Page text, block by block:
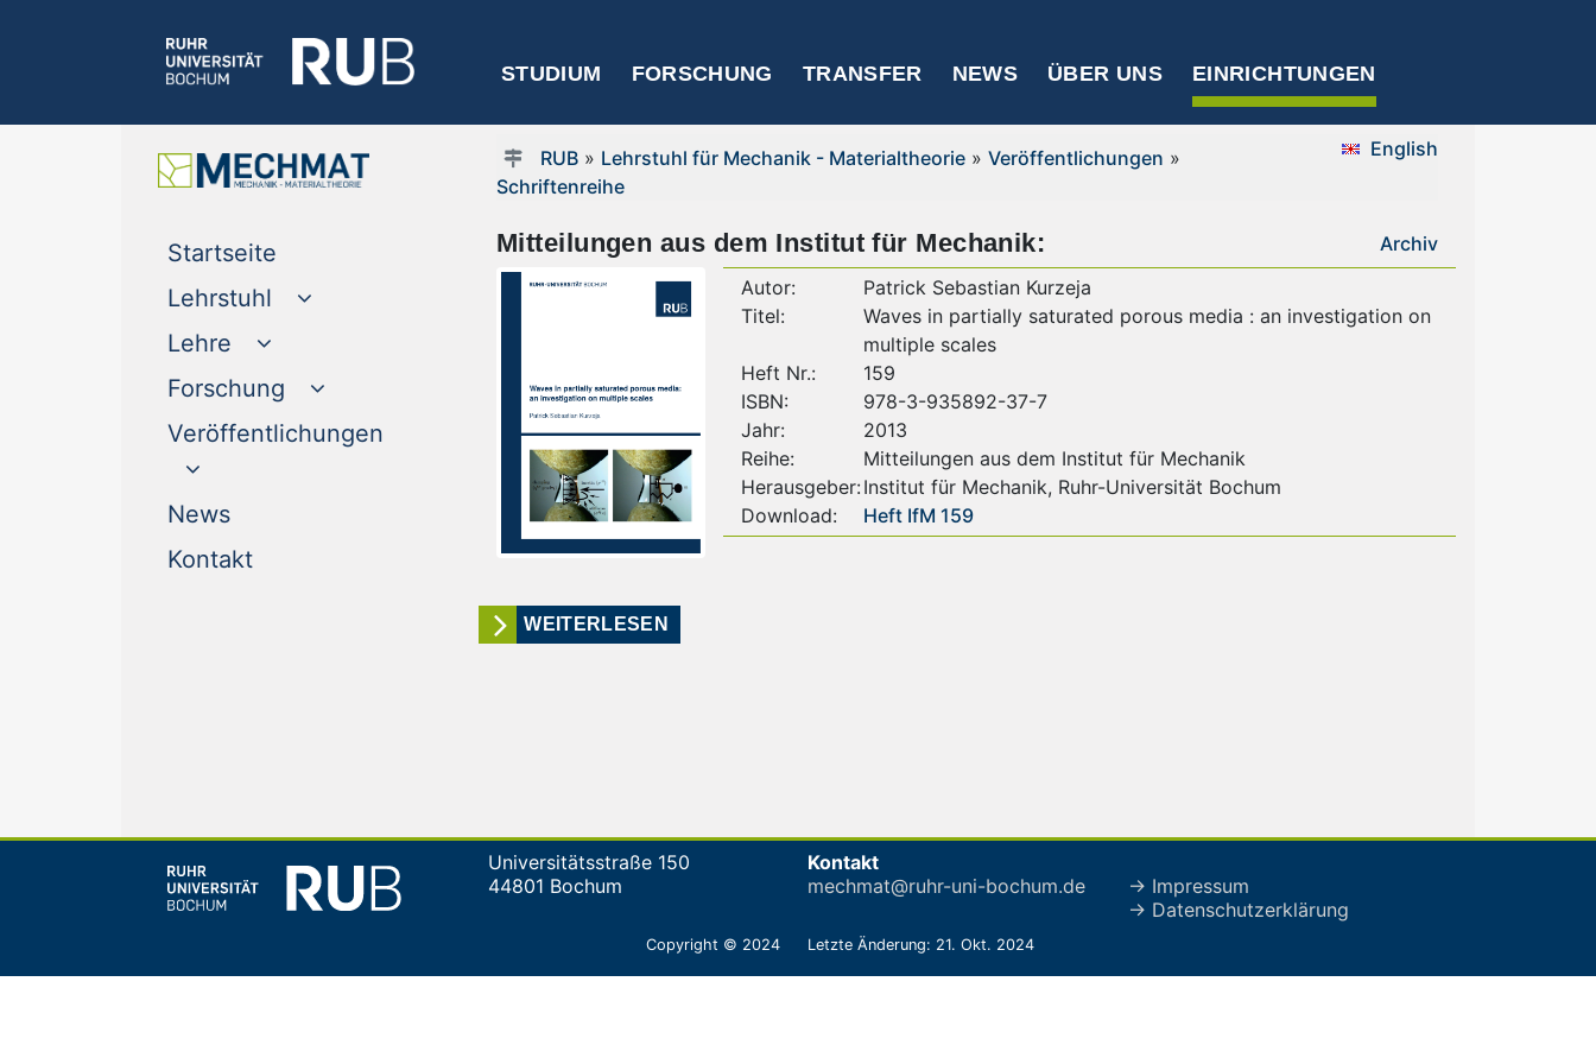
STUDIUM FORSCHUNG TRANSFER NEWS ÜBER UNS EINRICHTUNGEN
Startseite
Lehrstuhl
Lehre
Forschung
Veröffentlichungen
News(current)
Kontakt(current)
RUB» Lehrstuhl für Mechanik - Materialtheorie» Veröffentlichungen »
Schriftenreihe
English
Mitteilungen aus dem Institut für Mechanik:
Archiv
Autor:
Patrick Sebastian Kurzeja
Titel:
Waves in partially saturated porous media : an investigation on
multiple scales
Heft Nr.:
159
ISBN:
978-3-935892-37-7
Jahr:
2013
Reihe:
Mitteilungen aus dem Institut für Mechanik
Herausgeber:Institut für Mechanik, Ruhr-Universität Bochum
Download:
Heft IfM 159
WEITERLESEN
Universitätsstraße 150
44801 Bochum
Kontakt
mechmat@ruhr-uni-bochum.de
→ Impressum
→ Datenschutzerklärung
Copyright © 2024 Letzte Änderung: 21. Okt. 2024